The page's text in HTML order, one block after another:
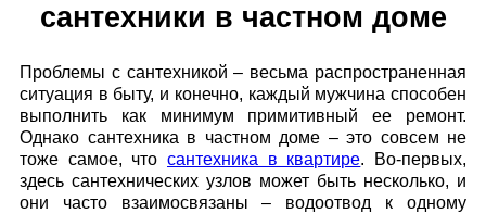
сантехники в частном доме
Проблемы с сантехникой – весьма распространенная
ситуация в быту, и конечно, каждый мужчина способен
выполнить как минимум примитивный ее ремонт.
Однако сантехника в частном доме – это совсем не
тоже самое, что сантехника в квартире. Во-первых,
здесь сантехнических узлов может быть несколько, и
они часто взаимосвязаны – водоотвод к одному